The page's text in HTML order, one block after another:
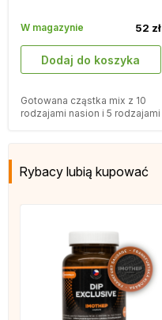
Dodaj do koszyka
52 zł
W magazynie
Gotowana cząstka mix z 10
rodzajami nasion i 5 rodzajami
Rybacy lubią kupować